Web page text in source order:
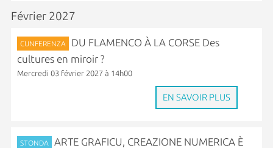
Février 2027
CUNFERENZA
DU FLAMENCO À LA CORSE Des
cultures en miroir ?
Mercredi 03 février 2027 à 14h00
EN SAVOIR PLUS
STONDA
ARTE GRAFICU, CREAZIONE NUMERICA È